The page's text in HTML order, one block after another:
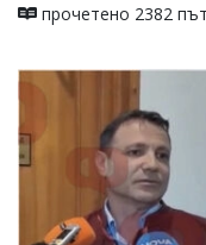
статиите
се
въвеждат
от
читателите
редакцията
прочетено 2382